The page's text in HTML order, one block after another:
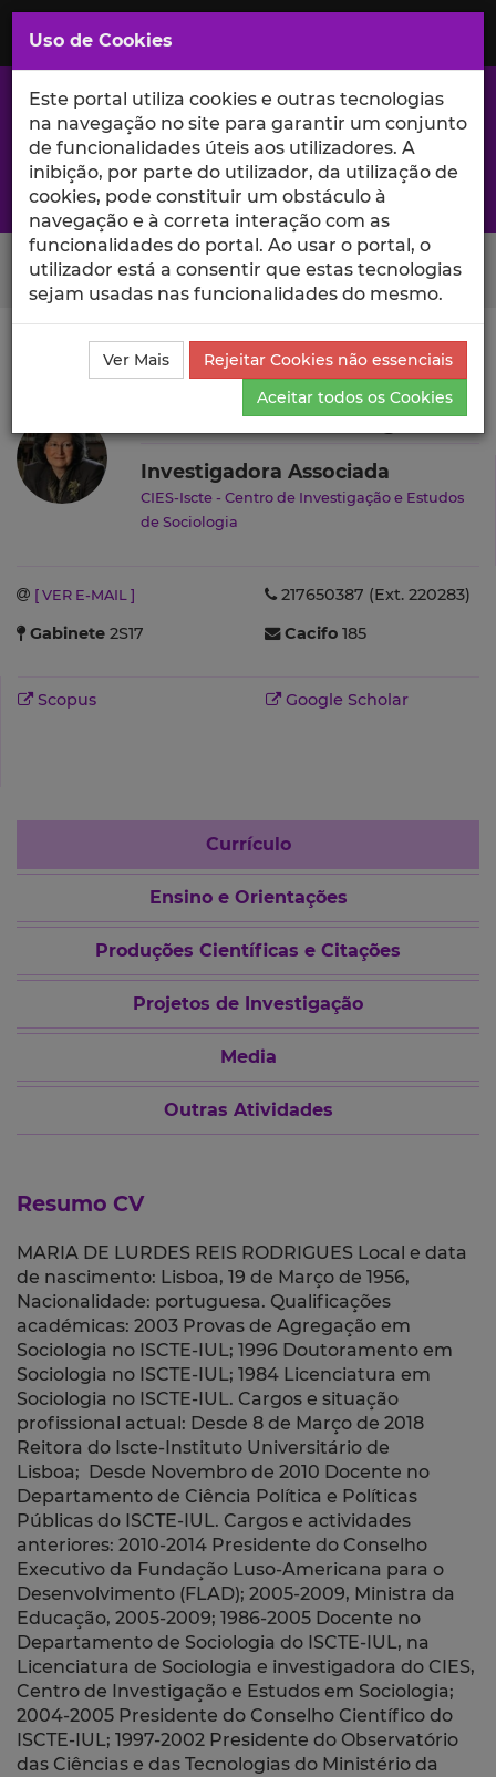
Saltar
para
Conteúdo
Principal
A excelência da investigação e ciência no Iscte
Search Button
Ciência_Iscte Autores
Maria de Lurdes Rodrigues
Currículo
Maria de Lurdes Rodrigues
Investigadora Associada
CIES-Iscte - Centro de Investigação e Estudos
de Sociologia
[ VER E-MAIL ]
217650387 (Ext. 220283)
Gabinete 2S17 Cacifo 185
Scopus Google Scholar
Currículo
Ensino e Orientações
Produções Científicas e Citações
Projetos de Investigação
Media
Outras Atividades
Resumo CV
MARIA DE LURDES REIS RODRIGUES Local e data
de nascimento: Lisboa, 19 de Março de 1956,
Nacionalidade: portuguesa. Qualificações
académicas: 2003 Provas de Agregação em
Sociologia no ISCTE-IUL; 1996 Doutoramento em
Sociologia no ISCTE-IUL; 1984 Licenciatura em
Sociologia no ISCTE-IUL. Cargos e situação
profissional actual: Desde 8 de Março de 2018
Reitora do Iscte-Instituto Universitário de
Lisboa; Desde Novembro de 2010 Docente no
Departamento de Ciência Política e Políticas
Públicas do ISCTE-IUL. Cargos e actividades
anteriores: 2010-2014 Presidente do Conselho
Executivo da Fundação Luso-Americana para o
Desenvolvimento (FLAD); 2005-2009, Ministra da
Educação, 2005-2009; 1986-2005 Docente no
Departamento de Sociologia do ISCTE-IUL, na
Licenciatura de Sociologia e investigadora do CIES,
Centro de Investigação e Estudos em Sociologia;
2004-2005 Presidente do Conselho Científico do
ISCTE-IUL; 1997-2002 Presidente do Observatório
das Ciências e das Tecnologias do Ministério da
Uso de Cookies
Este portal utiliza cookies e outras tecnologias
na navegação no site para garantir um conjunto
de funcionalidades úteis aos utilizadores. A
inibição, por parte do utilizador, da utilização de
cookies, pode constituir um obstáculo à
navegação e à correta interação com as
funcionalidades do portal. Ao usar o portal, o
utilizador está a consentir que estas tecnologias
sejam usadas nas funcionalidades do mesmo.
Ver Mais
Rejeitar Cookies não essenciais
Aceitar todos os Cookies